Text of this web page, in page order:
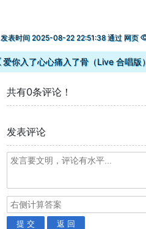
发表时间 2025-08-22 22:51:38 通过 网页
爱你入了心心痛入了骨（Live 合唱版）
共有0条评论！
发表评论
提 交 返 回